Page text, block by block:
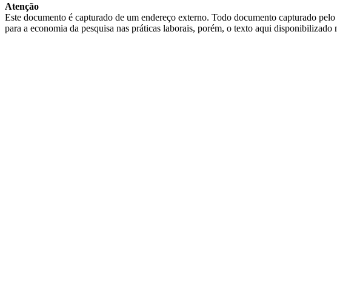
Atenção
Este documento é capturado de um endereço externo. Todo documento capturado
para a economia da pesquisa nas práticas laborais, porém, o texto aqui